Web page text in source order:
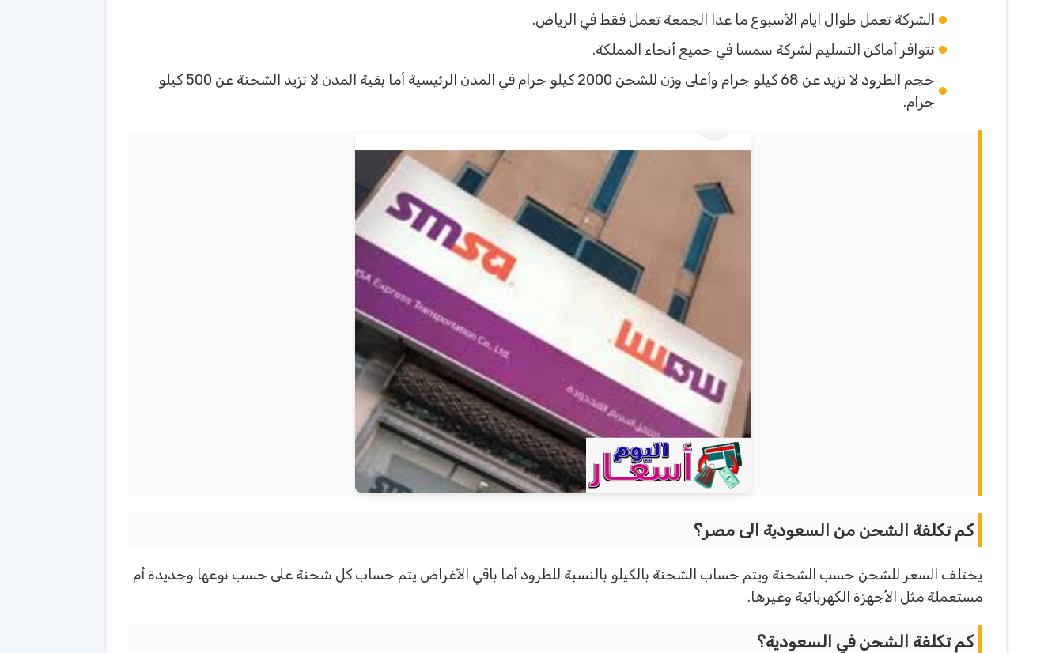
الشركة تعمل طوال ايام الأسبوع ما عدا الجمعة تعمل فقط في الرياض.
تتوافر أماكن التسليم لشركة سمسا في جميع أنحاء المملكة.
حجم الطرود لا تزيد عن 68 كيلو جرام وأعلى وزن للشحن 2000 كيلو جرام في المدن الرئيسية أما بقية المدن لا تزيد الشحنة عن 500 كيلو
جرام.
كم تكلفة الشحن من السعودية الى مصر؟
يختلف السعر للشحن حسب الشحنة ويتم حساب الشحنة بالكيلو بالنسبة للطرود أما باقي الأغراض يتم حساب كل شحنة على حسب نوعها وجديدة أم
مستعملة مثل الأجهزة الكهربائية وغيرها.
كم تكلفة الشحن في السعودية؟